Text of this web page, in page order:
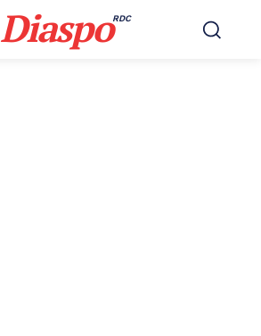
DiaspoRDC